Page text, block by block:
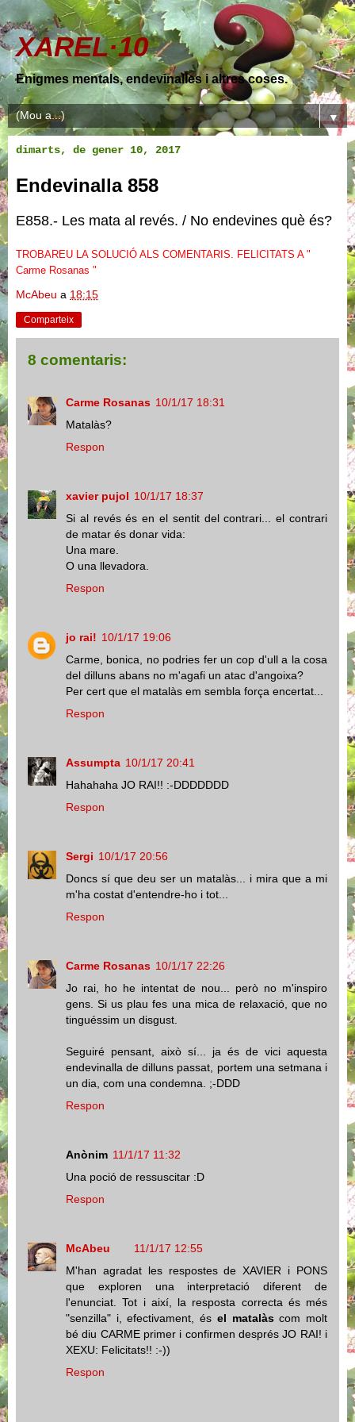
XAREL·10
Enigmes mentals, endevinalles i altres coses.
▼
dimarts, de gener 10, 2017
Endevinalla 858
E858.- Les mata al revés. / No endevines què és?
TROBAREU LA SOLUCIÓ ALS COMENTARIS. FELICITATS A "
Carme Rosanas "
McAbeu a 18:15
Comparteix
8 comentaris:
Carme Rosanas 10/1/17 18:31
Matalàs?
Respon
xavier pujol 10/1/17 18:37
Si al revés és en el sentit del contrari... el contrari
de matar és donar vida:
Una mare.
O una llevadora.
Respon
jo rai! 10/1/17 19:06
Carme, bonica, no podries fer un cop d'ull a la cosa
del dilluns abans no m'agafi un atac d'angoixa?
Per cert que el matalàs em sembla força encertat...
Respon
Assumpta 10/1/17 20:41
Hahahaha JO RAI!! :-DDDDDDD
Respon
Sergi 10/1/17 20:56
Doncs sí que deu ser un matalàs... i mira que a mi
m'ha costat d'entendre-ho i tot...
Respon
Carme Rosanas 10/1/17 22:26
Jo rai, ho he intentat de nou... però no m'inspiro
gens. Si us plau fes una mica de relaxació, que no
tinguéssim un disgust.
Seguiré pensant, això sí... ja és de vici aquesta
endevinalla de dilluns passat, portem una setmana i
un dia, com una condemna. ;-DDD
Respon
Anònim 11/1/17 11:32
Una poció de ressuscitar :D
Respon
McAbeu
11/1/17 12:55
M'han agradat les respostes de XAVIER i PONS
que exploren una interpretació diferent de
l'enunciat. Tot i així, la resposta correcta és més
"senzilla" i, efectivament, és el matalàs com molt
bé diu CARME primer i confirmen després JO RAI! i
XEXU: Felicitats!! :-))
Respon